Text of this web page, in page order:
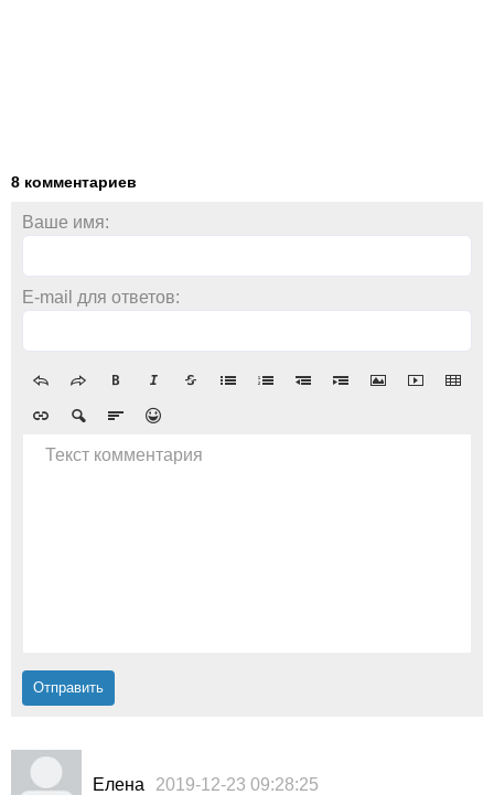
8 комментариев
Ваше имя:
E-mail для ответов:
Текст комментария
Елена 2019-12-23 09:28:25